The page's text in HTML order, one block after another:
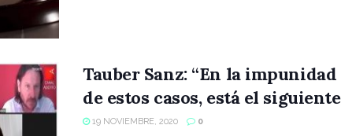
Tauber Sanz: “En la impunidad
de estos casos, está el
19 NOVIEMBRE, 2020 0